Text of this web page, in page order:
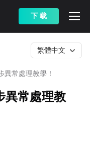
下 载
異常處理教學！
繁體中文
異常處理教